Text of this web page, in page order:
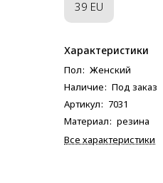
39 EU
Характеристики
Пол: Женский
Наличие: Под заказ
Артикул: 7031
Материал: резина
Все характеристики